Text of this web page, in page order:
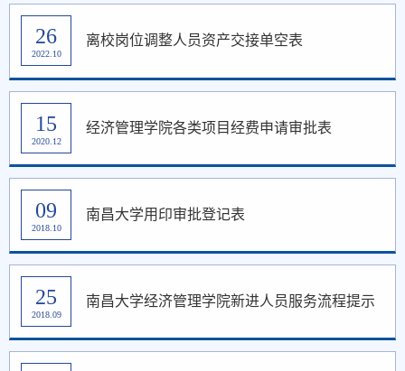
26
2022.10
离校岗位调整人员资产交接单空表
15
2020.12
经济管理学院各类项目经费申请审批表
09
2018.10
南昌大学用印审批登记表
25
2018.09
南昌大学经济管理学院新进人员服务流程提示